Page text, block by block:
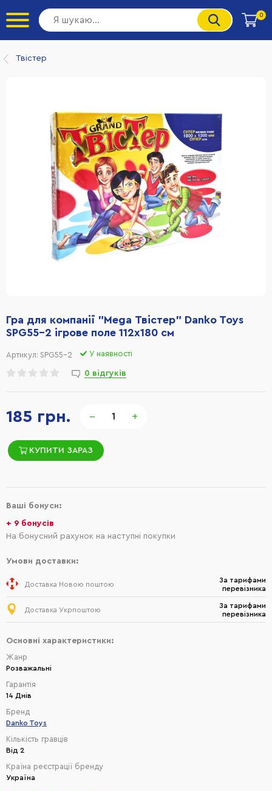
0
Твістер
185 грн. − +
КУПИТИ ЗАРАЗ
Гра для компанії "Mega Твістер" Danko Toys
SPG55-2 ігрове поле 112х180 см
Артикул: SPG55-2 У наявності
0 відгуків
Ваші бонуси:
+ 9 бонусів
На бонусний рахунок на наступні покупки
Умови доставки:
Доставка Новою поштою
За тарифами
перевізника
Доставка Укрпоштою
За тарифами
перевізника
Основні характеристики:
Жанр
Розважальні
Гарантія
14 Днів
Бренд
Danko Toys
Кількість гравців
Від 2
Країна реєстрації бренду
Україна